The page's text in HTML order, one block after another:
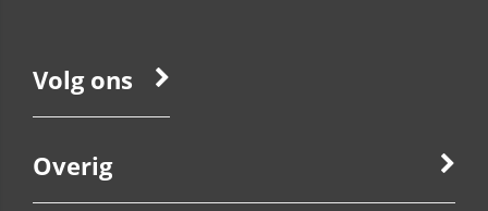
Volg ons
Overig